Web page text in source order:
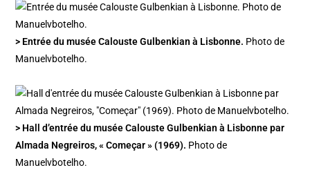
> Entrée du musée Calouste Gulbenkian à Lisbonne. Photo de
Manuelvbotelho.
> Hall d’entrée du musée Calouste Gulbenkian à Lisbonne par
Almada Negreiros, « Começar » (1969). Photo de
Manuelvbotelho.